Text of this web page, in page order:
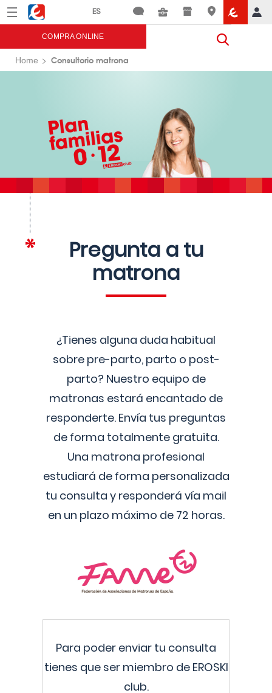
Menú Eroski
COMPRA ONLINE
Home Consultorio matrona
Pregunta a tu
matrona
¿Tienes alguna duda habitual
sobre pre-parto, parto o post-
parto? Nuestro equipo de
matronas estará encantado de
responderte. Envía tus preguntas
de forma totalmente gratuita.
Una matrona profesional
estudiará de forma personalizada
tu consulta y responderá vía mail
en un plazo máximo de 72 horas.
Para poder enviar tu consulta
tienes que ser miembro de EROSKI
club.